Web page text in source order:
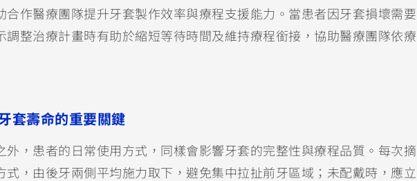
合作醫療團隊提升牙套製作效率與療程支援能力。當患者因牙套損壞需要
調整治療計畫時有助於縮短等待時間及維持療程銜接，協助醫療團隊依療
套壽命的重要關鍵
外，患者的日常使用方式，同樣會影響牙套的完整性與療程品質。每次摘
式，由後牙兩側平均施力取下，避免集中拉扯前牙區域；未配戴時，應立